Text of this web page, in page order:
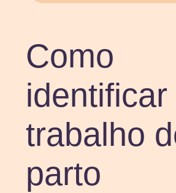
Como
identificar
trabalho
parto